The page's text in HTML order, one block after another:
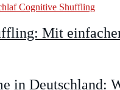
Mit
in Deutschland: